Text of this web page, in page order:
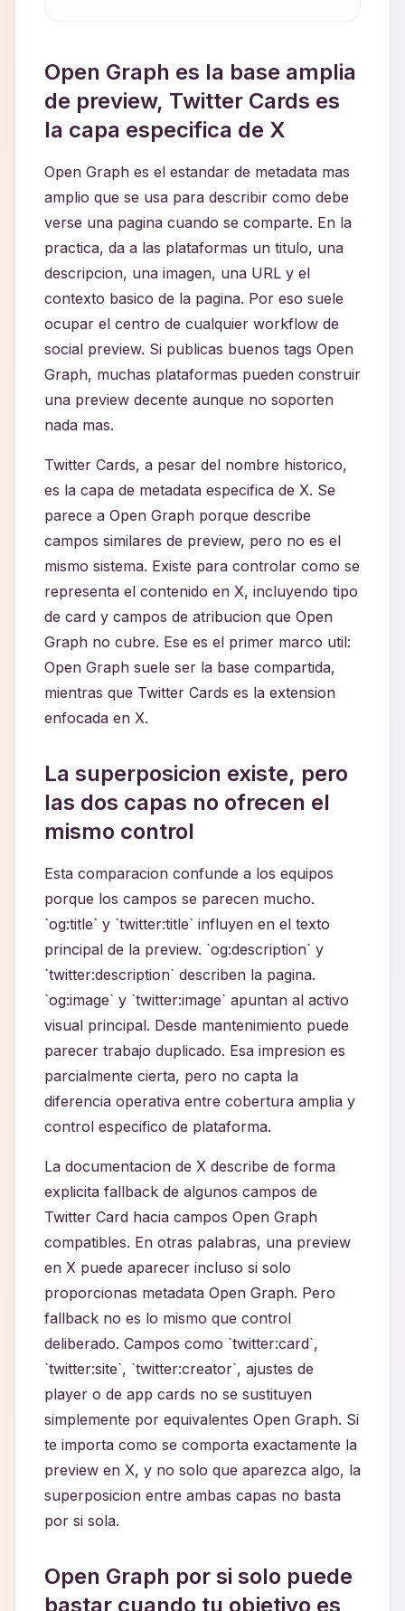
Open Graph es la base amplia
de preview, Twitter Cards es
la capa especifica de X
Open Graph es el estandar de metadata mas
amplio que se usa para describir como debe
verse una pagina cuando se comparte. En la
practica, da a las plataformas un titulo, una
descripcion, una imagen, una URL y el
contexto basico de la pagina. Por eso suele
ocupar el centro de cualquier workflow de
social preview. Si publicas buenos tags Open
Graph, muchas plataformas pueden construir
una preview decente aunque no soporten
nada mas.
Twitter Cards, a pesar del nombre historico,
es la capa de metadata especifica de X. Se
parece a Open Graph porque describe
campos similares de preview, pero no es el
mismo sistema. Existe para controlar como se
representa el contenido en X, incluyendo tipo
de card y campos de atribucion que Open
Graph no cubre. Ese es el primer marco util:
Open Graph suele ser la base compartida,
mientras que Twitter Cards es la extension
enfocada en X.
La superposicion existe, pero
las dos capas no ofrecen el
mismo control
Esta comparacion confunde a los equipos
porque los campos se parecen mucho.
`og:title` y `twitter:title` influyen en el texto
principal de la preview. `og:description` y
`twitter:description` describen la pagina.
`og:image` y `twitter:image` apuntan al activo
visual principal. Desde mantenimiento puede
parecer trabajo duplicado. Esa impresion es
parcialmente cierta, pero no capta la
diferencia operativa entre cobertura amplia y
control especifico de plataforma.
La documentacion de X describe de forma
explicita fallback de algunos campos de
Twitter Card hacia campos Open Graph
compatibles. En otras palabras, una preview
en X puede aparecer incluso si solo
proporcionas metadata Open Graph. Pero
fallback no es lo mismo que control
deliberado. Campos como `twitter:card`,
`twitter:site`, `twitter:creator`, ajustes de
player o de app cards no se sustituyen
simplemente por equivalentes Open Graph. Si
te importa como se comporta exactamente la
preview en X, y no solo que aparezca algo, la
superposicion entre ambas capas no basta
por si sola.
Open Graph por si solo puede
bastar cuando tu objetivo es